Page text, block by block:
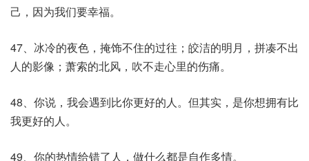
己，因为我们要幸福。
47、冰冷的夜色，掩饰不住的过往；皎洁的明月，拼凑不出
人的影像；萧索的北风，吹不走心里的伤痛。
48、你说，我会遇到比你更好的人。但其实，是你想拥有比
我更好的人。
49、你的热情给错了人，做什么都是自作多情。